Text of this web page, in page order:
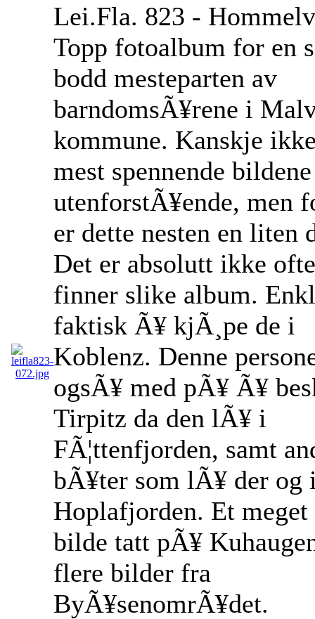
Lei.Fla. 823 -
Topp fotoalbum for en
bodd mesteparten av
barndomsÃ¥rene i
kommune. Kanskje
mest spennende
utenforstÃ¥ende, men
er dette nesten en liten
Det er absolutt ikke
finner slike album.
faktisk Ã¥ kjÃ¸pe de i
Koblenz. Denne
ogsÃ¥ med pÃ¥ Ã¥
Tirpitz da den lÃ¥ i
FÃ¦ttenfjorden, samt
bÃ¥ter som lÃ¥ der og
Hoplafjorden. Et meget
bilde tatt pÃ¥
flere bilder fra
ByÃ¥senomrÃ¥det.